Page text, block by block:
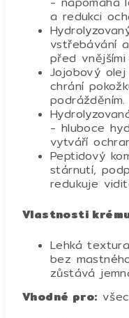
a redukci
vstřebávání
před
Jojobový
chrání
podrážděním.
- hluboce
vytváří
Peptidový
stárnutí,
redukuje
Vlastnosti
Lehká
bez
zůstává
Vhodné pro: